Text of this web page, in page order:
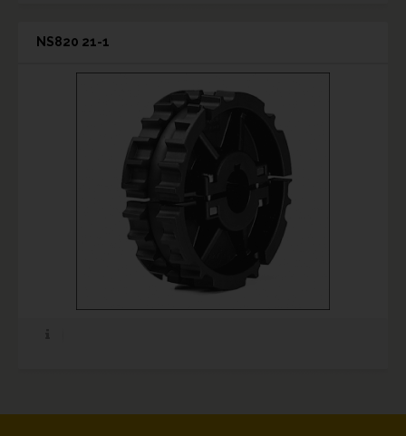
NS820 21-1